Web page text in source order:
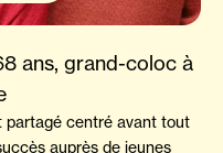
ans, grand-coloc à
partagé centré avant tout
auprès de jeunes